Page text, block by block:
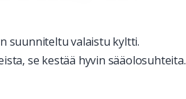
suunniteltu valaistu kyltti.
se kestää hyvin sääolosuhteita.